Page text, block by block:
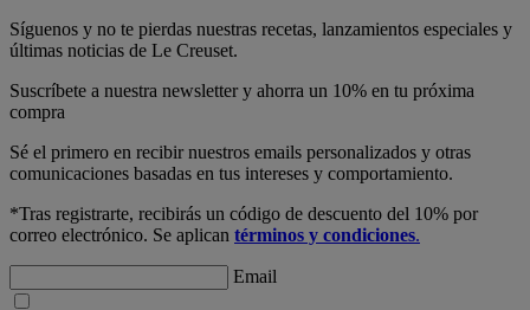
Síguenos y no te pierdas nuestras recetas, lanzamientos especiales y
últimas noticias de Le Creuset.
Suscríbete a nuestra newsletter y ahorra un 10% en tu próxima
compra
Sé el primero en recibir nuestros emails personalizados y otras
comunicaciones basadas en tus intereses y comportamiento.
*Tras registrarte, recibirás un código de descuento del 10% por
correo electrónico. Se aplican términos y condiciones.
Email